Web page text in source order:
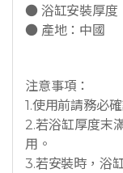
● 浴缸安裝厚度
● 產地：中國
注意事項：
1.使用前請務必
2.若浴缸厚度末
用。
3.若安裝時，浴